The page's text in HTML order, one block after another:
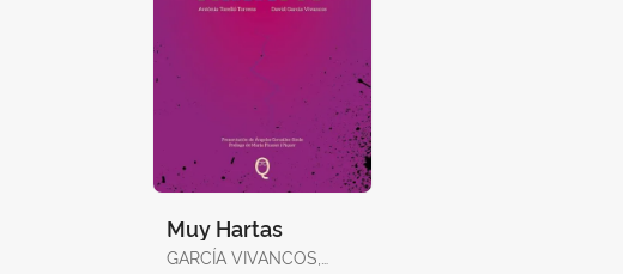
Muy Hartas
GARCÍA VIVANCOS,